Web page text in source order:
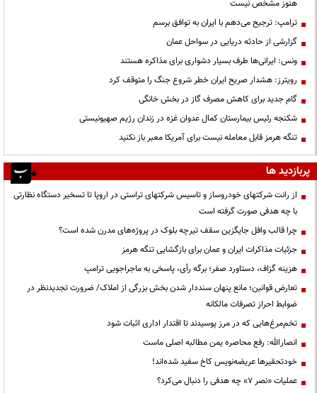
هنوز مشخص نیست
ترامپ: ترجیح می‌دهم با ایران به توافق برسم
گزارشی از حادثه دریایی در سواحل عمان
ونس: ایرانی‌ها طرف بسیار دشواری برای مذاکره هستند
رویترز: هشدار صریح ایران خطر شروع جنگ را متوقف کرد
گام جدید برای کاهش مصرف گاز در بخش خانگی
شکنجه رئیس بیمارستان کمال عدوان غزه در زندان رژیم صهیونیستی
تنگه هرمز قابل معامله نیست برای آمریکا معبر باز نکنید
پربازدید ها
از رانت‌ شرکتهای خودروساز و تاسیس شرکتهای تراستی در اروپا تا تسخیر دستگاه نظارتی
با چه هدفی صورت گرفته است
چرا قالب وافل جایگزین سقف تیرچه بلوک در پروژه‌های مدرن شده است؟
جزئیات مذاکرات ایران و عمان برای بازگشایی تنگه هرمز
هزینه گزاف، دستاورد صفر؛ برگه رأی، پاسخی به ماجراجویی ترامپ
تعارض قوانین؛ مانع پنهان سنددار شدن بخش بزرگی از املاک/ ضرورت تجدیدنظر در
ضوابط احراز تصرفات مالکانه
تخم‌مرغ‌هایی که در مرز پوسیدند تا اقتدار اداری اثبات شود
انصارالله: رفع محاصره یمن مطالبه اصلی ماست
خودتحقیرها عریضه‌نویس کاخ سفید شده‌اند!
عملیات «نصر ۷» چه هدفی را دنبال می‌کرد؟